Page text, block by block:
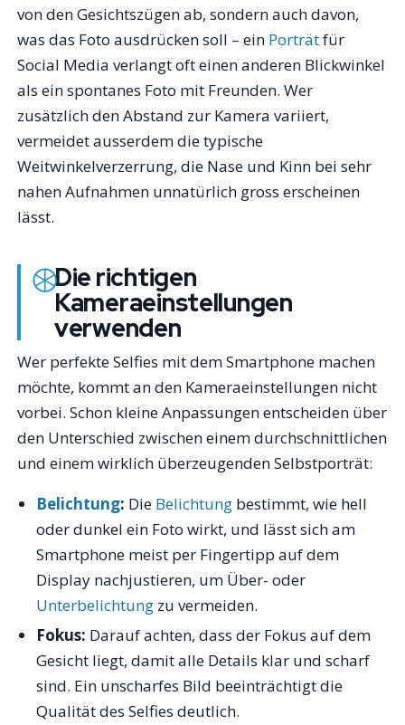
von den Gesichtszügen ab, sondern auch davon,
was das Foto ausdrücken soll – ein Porträtfür
Social Media verlangt oft einen anderen Blickwinkel
als ein spontanes Foto mit Freunden. Wer
zusätzlich den Abstand zur Kamera variiert,
vermeidet ausserdem die typische
Weitwinkelverzerrung, die Nase und Kinn bei sehr
nahen Aufnahmen unnatürlich gross erscheinen
lässt.
Die richtigen
Kameraeinstellungen
verwenden
Wer perfekte Selfies mit dem Smartphone machen
möchte, kommt an den Kameraeinstellungen nicht
vorbei. Schon kleine Anpassungen entscheiden über
den Unterschied zwischen einem durchschnittlichen
und einem wirklich überzeugenden Selbstporträt:
Belichtung: Die Belichtungbestimmt, wie hell
oder dunkel ein Foto wirkt, und lässt sich am
Smartphone meist per Fingertipp auf dem
Display nachjustieren, um Über- oder
Unterbelichtungzu vermeiden.
Fokus: Darauf achten, dass der Fokus auf dem
Gesicht liegt, damit alle Details klar und scharf
sind. Ein unscharfes Bild beeinträchtigt die
Qualität des Selfies deutlich.